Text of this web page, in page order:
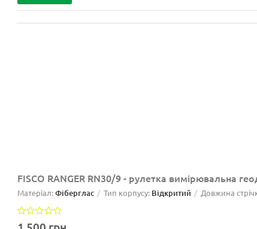
FISCO RANGER RN30/9 - рулетка вимірювальна
Матеріал: Фіберглас Тип корпусу: Відкритий Довжина